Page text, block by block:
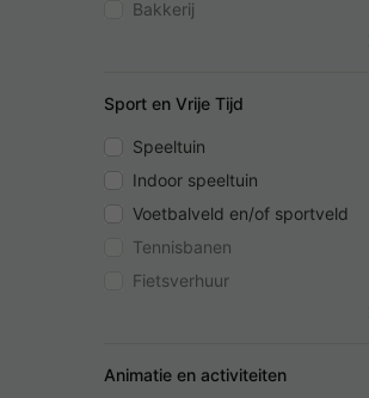
Bakkerij
Sport en Vrije Tijd
Speeltuin
Indoor speeltuin
Voetbalveld en/of sportveld
Tennisbanen
Fietsverhuur
Animatie en activiteiten